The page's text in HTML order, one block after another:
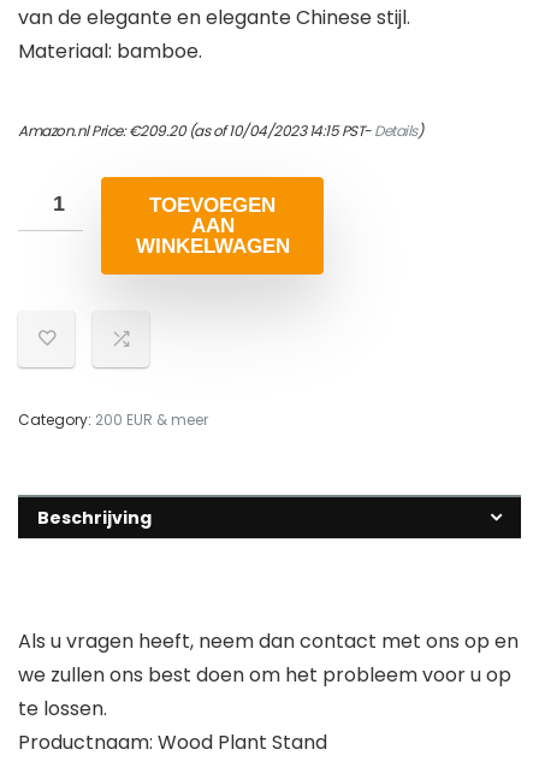
van de elegante en elegante Chinese stijl.
Materiaal: bamboe.
Amazon.nl Price:€209.20(as of 10/04/2023 14:15 PST-Details)
TOEVOEGEN
AAN
WINKELWAGEN
Category: 200 EUR & meer
Beschrijving
Als u vragen heeft, neem dan contact met ons op en
we zullen ons best doen om het probleem voor u op
te lossen.
Productnaam: Wood Plant Stand